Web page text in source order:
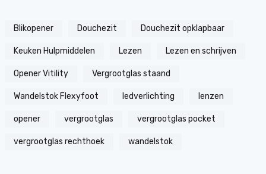
Blikopener Douchezit Douchezit opklapbaar
Keuken Hulpmiddelen Lezen Lezen en schrijven
Opener Vitility Vergrootglas staand
Wandelstok Flexyfoot ledverlichting lenzen
opener vergrootglas vergrootglas pocket
vergrootglas rechthoek wandelstok